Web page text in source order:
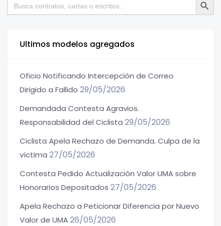
Ultimos modelos agregados
Oficio Notificando Intercepción de Correo
Dirigido a Fallido 29/05/2026
Demandada Contesta Agravios.
Responsabilidad del Ciclista 29/05/2026
Ciclista Apela Rechazo de Demanda. Culpa de la
víctima 27/05/2026
Contesta Pedido Actualización Valor UMA sobre
Honorarios Depositados 27/05/2026
Apela Rechazo a Peticionar Diferencia por Nuevo
Valor de UMA26/05/2026